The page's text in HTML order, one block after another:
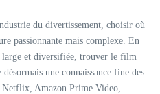
du divertissement, choisir où
passionnante mais complexe. En
et diversifiée, trouver le film
une connaissance fine des
Netflix, Amazon Prime Video,